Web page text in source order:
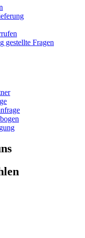
gestellte Fragen